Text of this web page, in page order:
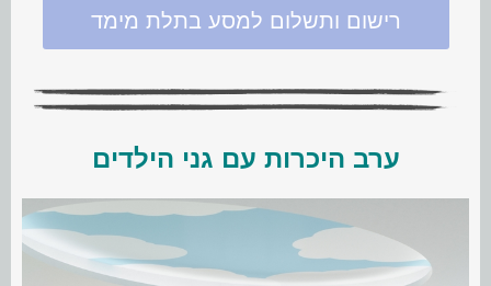
רישום ותשלום למסע בתלת מימד
ערב היכרות עם גני הילדים